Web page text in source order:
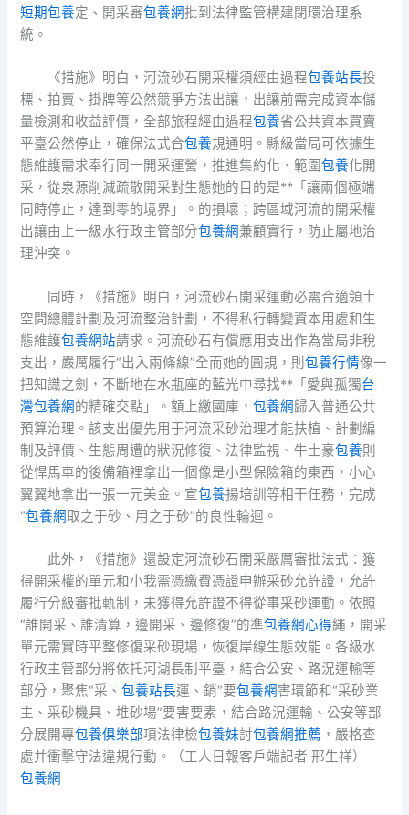
短期包養定、開采審包養網批到法律監管構建閉環治理系
統。
《措施》明白，河流砂石開采權須經由過程包養站長投
標、拍賣、掛牌等公然競爭方法出讓，出讓前需完成資本儲
量檢測和收益評價，全部旅程經由過程包養省公共資本買賣
平臺公然停止，確保法式合包養規通明。縣級當局可依據生
態維護需求奉行同一開采運營，推進集約化、範圍包養化開
采，從泉源削減疏散開采對生態她的目的是**「讓兩個極端
同時停止，達到零的境界」。的損壞；跨區域河流的開采權
出讓由上一級水行政主管部分包養網兼顧實行，防止屬地治
理沖突。
同時，《措施》明白，河流砂石開采運動必需合適領土
空間總體計劃及河流整治計劃，不得私行轉變資本用處和生
態維護包養網站請求。河流砂石有償應用支出作為當局非稅
支出，嚴厲履行“出入兩條線”全而她的圓規，則包養行情像一
把知識之劍，不斷地在水瓶座的藍光中尋找**「愛與孤獨台
灣包養網的精確交點」。額上繳國庫，包養網歸入普通公共
預算治理。該支出優先用于河流采砂治理才能扶植、計劃編
制及評價、生態周遭的狀況修復、法律監視、牛土豪包養則
從悍馬車的後備箱裡拿出一個像是小型保險箱的東西，小心
翼翼地拿出一張一元美金。宣包養揚培訓等相干任務，完成
“包養網取之于砂、用之于砂”的良性輪迴。
此外，《措施》還設定河流砂石開采嚴厲審批法式：獲
得開采權的單元和小我需憑繳費憑證申辦采砂允許證，允許
履行分級審批軌制，未獲得允許證不得從事采砂運動。依照
“誰開采、誰清算，邊開采、邊修復”的準包養網心得繩，開采
單元需實時平整修復采砂現場，恢復岸線生態效能。各級水
行政主管部分將依托河湖長制平臺，結合公安、路況運輸等
部分，聚焦“采、包養站長運、銷”要包養網害環節和“采砂業
主、采砂機具、堆砂場”要害要素，結合路況運輸、公安等部
分展開專包養俱樂部項法律檢包養妹討包養網推薦 ，嚴格查
處并衝擊守法違規行動。（工人日報客戶端記者 邢生祥）
包養網